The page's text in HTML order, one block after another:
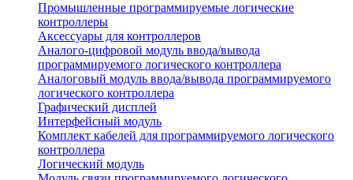
Промышленные программируемые логические
контроллеры
Аксессуары для контроллеров
Аналого-цифровой модуль ввода/вывода
программируемого логического контроллера
Аналоговый модуль ввода/вывода программируемого
логического контроллера
Графический дисплей
Интерфейсный модуль
Комплект кабелей для программируемого логического
контроллера
Логический модуль